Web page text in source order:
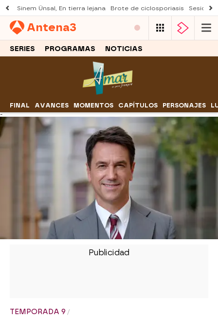
Sinem Ünsal, En tierra lejana Brote de ciclosporiasis Sesión
Antena3
SERIES PROGRAMAS NOTICIAS
FINAL AVANCES MOMENTOS CAPÍTULOS PERSONAJES
-
TEMPORADA 9